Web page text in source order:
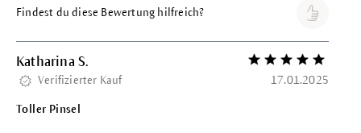
Findest du diese Bewertung hilfreich?
Katharina S. Bewertung mit 5
Verifizierter Kauf 17.01.2025
Toller Pinsel